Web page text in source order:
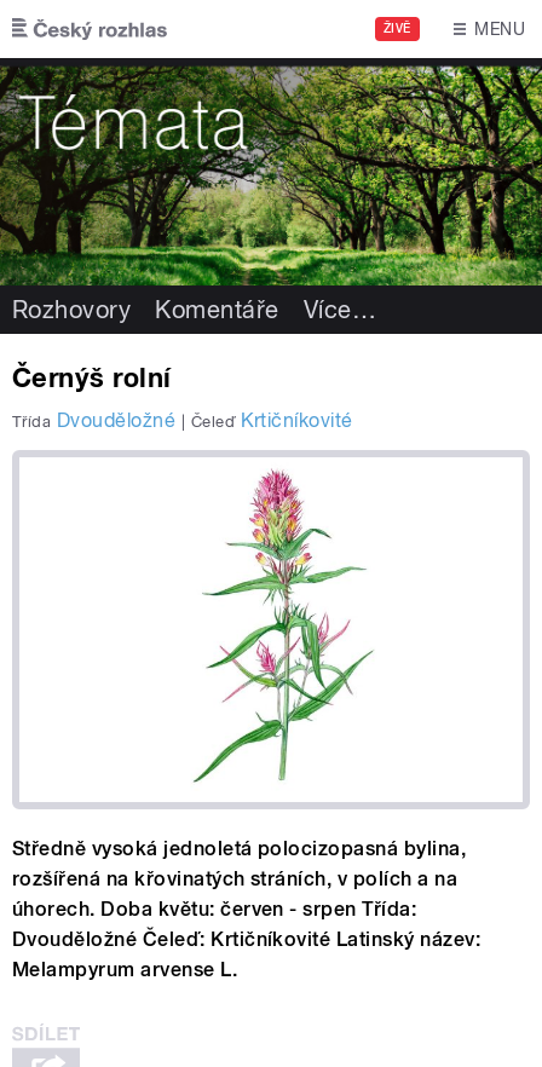
Přejít k hlavnímu obsahu
ŽIVĚ MENU
Rozhovory Komentáře Více…
Černýš rolní
Třída Dvouděložné | Čeleď Krtičníkovité
Středně vysoká jednoletá polocizopasná bylina,
rozšířená na křovinatých stráních, v polích a na
úhorech. Doba květu: červen - srpen Třída:
Dvouděložné Čeleď: Krtičníkovité Latinský název:
Melampyrum arvense L.